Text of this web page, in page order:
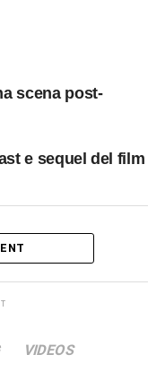
scena post-
e sequel del film
VIDEOS